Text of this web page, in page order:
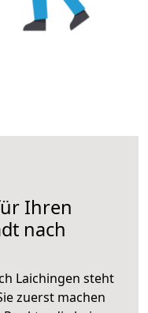
Ihren
nach
Laichingen steht
zuerst machen